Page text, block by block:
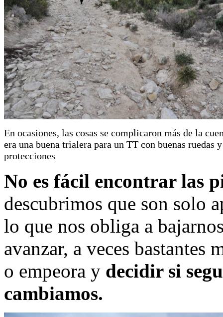
En ocasiones, las cosas se complicaron más de la
era una buena trialera para un TT con buenas ruedas y
protecciones
No es fácil encontrar las
descubrimos que son solo
lo que nos obliga a
avanzar, a veces bastantes
o empeora y decidir si
cambiamos.